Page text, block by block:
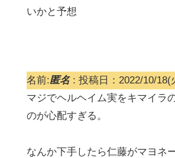
いかと予想
名前:匿名: 投稿日：2022/10/18(
マジでヘルヘイム実をキマイラ
のが心配すぎる。
なんか下手したら仁藤がマヨネ